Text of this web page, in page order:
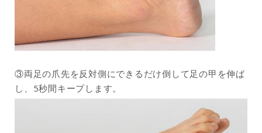
③両足の爪先を反対側にできるだけ倒して足の甲を伸ば
し、5秒間キープします。